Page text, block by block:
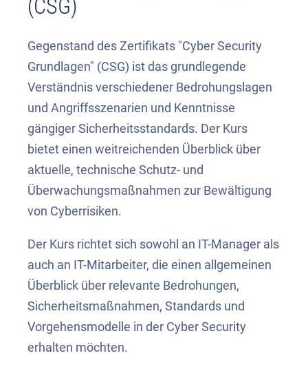
(CSG)
Gegenstand des Zertifikats "Cyber Security
Grundlagen" (CSG) ist das grundlegende
Verständnis verschiedener Bedrohungslagen
und Angriffsszenarien und Kenntnisse
gängiger Sicherheitsstandards. Der Kurs
bietet einen weitreichenden Überblick über
aktuelle, technische Schutz- und
Überwachungsmaßnahmen zur Bewältigung
von Cyberrisiken.
Der Kurs richtet sich sowohl an IT-Manager als
auch an IT-Mitarbeiter, die einen allgemeinen
Überblick über relevante Bedrohungen,
Sicherheitsmaßnahmen, Standards und
Vorgehensmodelle in der Cyber Security
erhalten möchten.